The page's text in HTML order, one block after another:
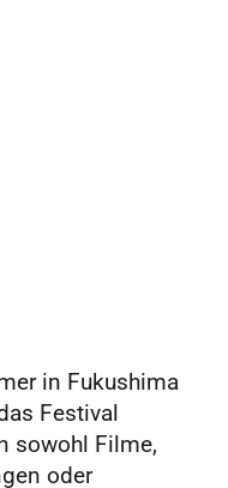
in Fukushima
Festival
sowohl Filme,
oder